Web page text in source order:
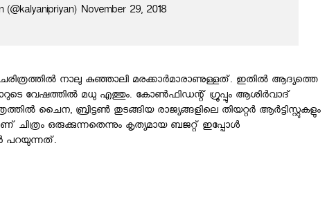
November 29, 2018
നാലു കുഞ്ഞാലി മരക്കാര്‍മാരാണുള്ളത്. ഇതില്‍ ആദ്യത്തെ
വേഷത്തില്‍ മധു എത്തും. കോണ്‍ഫിഡന്റ് ഗ്രൂപ്പും ആശിര്‍വാദ്
ചൈന, ബ്രിട്ടണ്‍ തുടങ്ങിയ രാജ്യങ്ങളിലെ തിയറ്റര്‍ ആര്‍ട്ടിസ്റ്റുകളും
ചിത്രം ഒരുക്കുന്നതെന്നും കൃത്യമായ ബജറ്റ് ഇപ്പോള്‍
പറയുന്നത്.